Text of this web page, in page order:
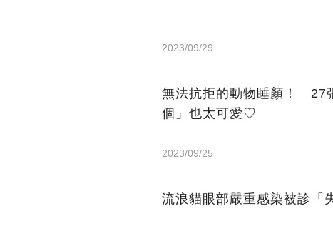
2023/09/29
無法抗拒的動物睡顏！ 27
個」也太可愛♡
2023/09/25
流浪貓眼部嚴重感染被診「